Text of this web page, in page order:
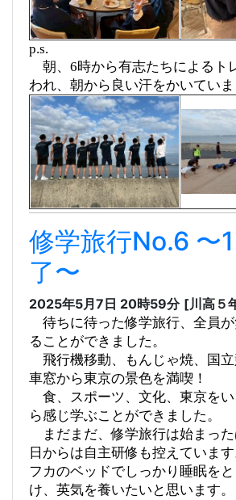
p.s.
朝、6時から有志たちによるト
われ、朝から良い汗をかいていま
修学旅行No.6 〜
了〜
2025年5月7日 20時59分 [川高５
待ちに待った修学旅行、全員が
ることができました。
飛行機移動、もんじゃ焼、国
車窓から東京の景色を満喫！
食、スポーツ、文化、東京を
ら感じ学ぶことができました。
まだまだ、修学旅行は始まった
日からは自主研修も控えています
フカのベッドでしっかり睡眠をと
け、英気を養いたいと思います。